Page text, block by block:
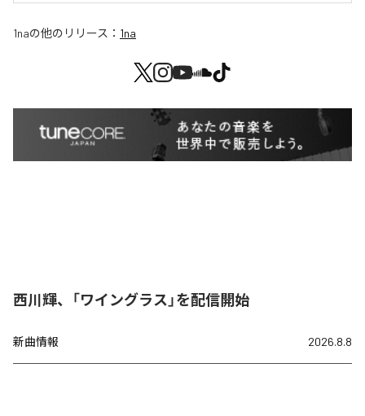
1naの他のリリース： 1na
西川輝、「ワイングラス」を配信開始
新曲情報 2026.8.8